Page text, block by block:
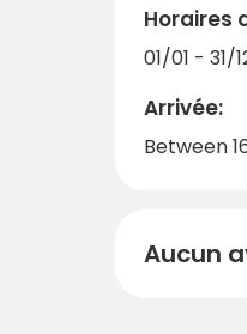
des
mobil-
question
Horaires
01/01 - 31/
Arrivée:
Between
Aucun